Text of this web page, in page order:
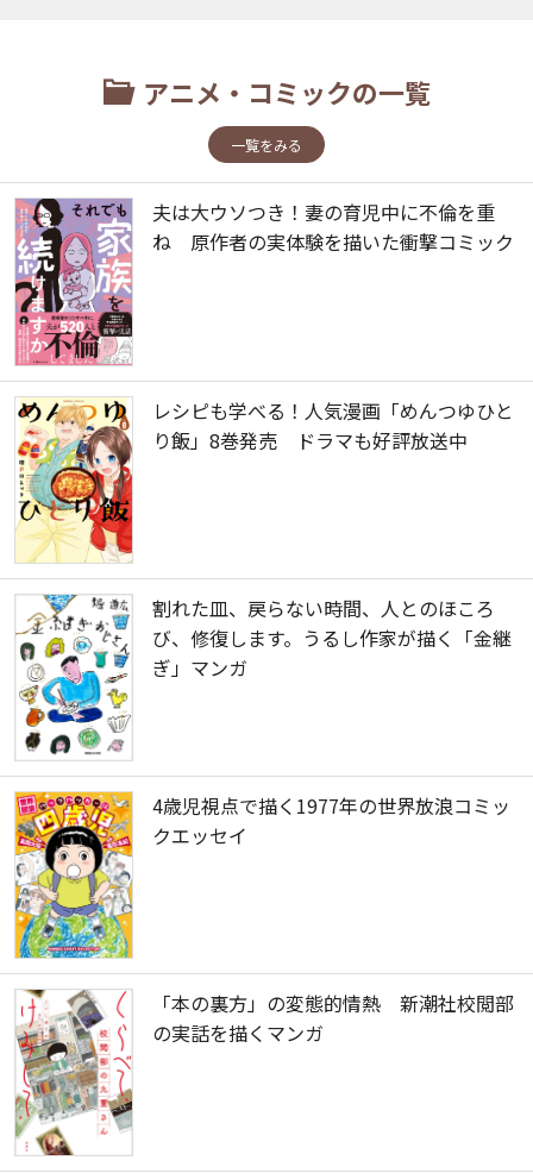
アニメ・コミックの一覧
一覧をみる
夫は大ウソつき！妻の育児中に不倫を重
ね 原作者の実体験を描いた衝撃コミック
レシピも学べる！人気漫画「めんつゆひと
り飯」8巻発売 ドラマも好評放送中
割れた皿、戻らない時間、人とのほころ
び、修復します。うるし作家が描く「金継
ぎ」マンガ
4歳児視点で描く1977年の世界放浪コミッ
クエッセイ
「本の裏方」の変態的情熱 新潮社校閲部
の実話を描くマンガ